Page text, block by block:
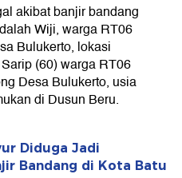
akibat banjir bandang
Wiji, warga RT06
Bulukerto, lokasi
(60) warga RT06
Desa Bulukerto, usia
di Dusun Beru.
Diduga Jadi
Bandang di Kota Batu